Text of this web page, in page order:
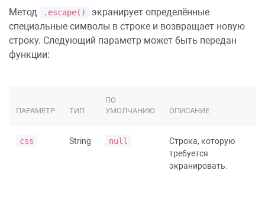
Метод .escape()
экранирует определённые
специальные символы в строке и возвращает новую
строку. Следующий параметр может быть передан
функции:
ПАРАМЕТР ТИП
ПО
УМОЛЧАНИЮ
ОПИСАНИЕ
css String null
Строка, которую
требуется
экранировать.